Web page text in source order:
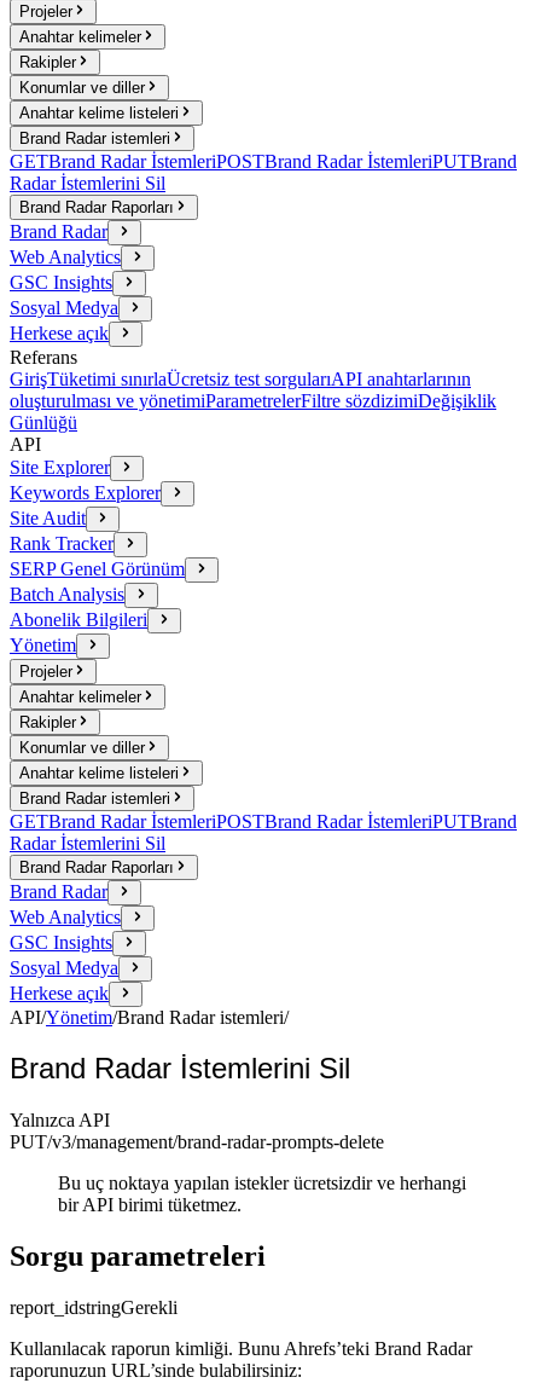
Projeler
Anahtar kelimeler
Rakipler
Konumlar ve diller
Anahtar kelime listeleri
Brand Radar istemleri
GETBrand Radar İstemleriPOSTBrand Radar İstemleriPUTBrand
Radar İstemlerini Sil
Brand Radar Raporları
Brand Radar
Web Analytics
GSC Insights
Sosyal Medya
Herkese açık
Referans
GirişTüketimi sınırlaÜcretsiz test sorgularıAPI anahtarlarının
oluşturulması ve yönetimiParametrelerFiltre sözdizimiDeğişiklik
Günlüğü
API
Site Explorer
Keywords Explorer
Site Audit
Rank Tracker
SERP Genel Görünüm
Batch Analysis
Abonelik Bilgileri
Yönetim
Projeler
Anahtar kelimeler
Rakipler
Konumlar ve diller
Anahtar kelime listeleri
Brand Radar istemleri
GETBrand Radar İstemleriPOSTBrand Radar İstemleriPUTBrand
Radar İstemlerini Sil
Brand Radar Raporları
Brand Radar
Web Analytics
GSC Insights
Sosyal Medya
Herkese açık
API/Yönetim/Brand Radar istemleri/
Brand Radar İstemlerini Sil
Yalnızca API
PUT/v3/management/brand-radar-prompts-delete
Bu uç noktaya yapılan istekler ücretsizdir ve herhangi
bir API birimi tüketmez.
Sorgu parametreleri
report_idstringGerekli
Kullanılacak raporun kimliği. Bunu Ahrefs’teki Brand Radar
raporunuzun URL’sinde bulabilirsiniz: